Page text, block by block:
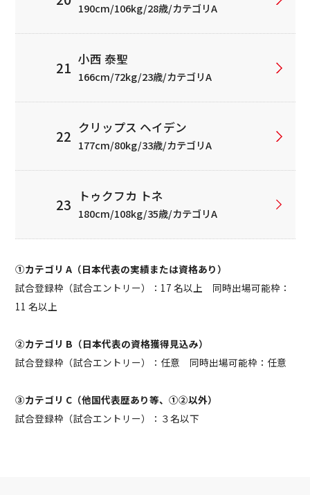
190cm/106kg/28歳/カテゴリA
小西 泰聖
166cm/72kg/23歳/カテゴリA
クリップス ヘイデン
177cm/80kg/33歳/カテゴリA
トゥクフカ トネ
180cm/108kg/35歳/カテゴリA
①カテゴリ A（日本代表の実績または資格あり）
試合登録枠（試合エントリー）：17 名以上 同時出場可能枠：
11 名以上
②カテゴリ B（日本代表の資格獲得見込み）
試合登録枠（試合エントリー）：任意 同時出場可能枠：任意
③カテゴリ C（他国代表歴あり等、①②以外）
試合登録枠（試合エントリー）：３名以下